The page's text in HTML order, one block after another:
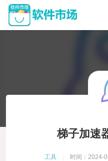
梯子加速
工具 时间：2024-